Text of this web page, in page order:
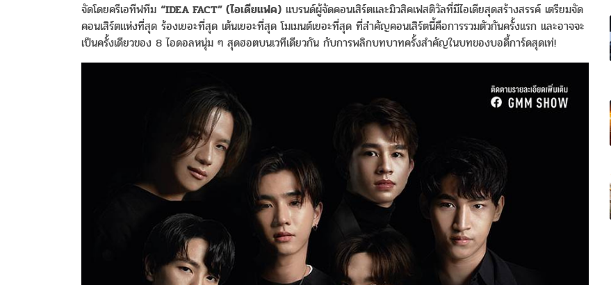
จัดโดยครีเอทีฟทีม “IDEA FACT” (ไอเดียแฟค) แบรนด์ผู้จัดคอนเสิร์ตและมิวสิคเฟสติวัลที่มีไอเดียสุดสร้างสรรค์ เตรียมจัด
คอนเสิร์ตแห่งที่สุด ร้องเยอะที่สุด เต้นเยอะที่สุด โมเมนต์เยอะที่สุด ที่สำคัญคอนเสิร์ตนี้คือการรวมตัวกันครั้งแรก และอาจจะ
เป็นครั้งเดียวของ 8 ไอดอลหนุ่ม ๆ สุดฮอตบนเวทีเดียวกัน กับการพลิกบทบาทครั้งสำคัญในบทของบอดี้การ์ดสุดเท่!